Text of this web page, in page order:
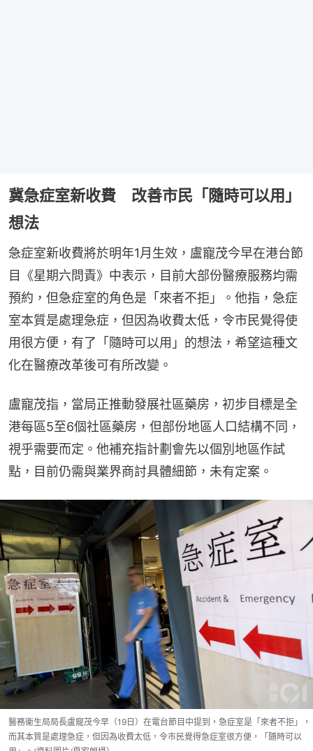
冀急症室新收費 改善市民「隨時可以用」
想法
急症室新收費將於明年1月生效，盧寵茂今早在港台節
目《星期六問責》中表示，目前大部份醫療服務均需
預約，但急症室的角色是「來者不拒」。他指，急症
室本質是處理急症，但因為收費太低，令市民覺得使
用很方便，有了「隨時可以用」的想法，希望這種文
化在醫療改革後可有所改變。
盧寵茂指，當局正推動發展社區藥房，初步目標是全
港每區5至6個社區藥房，但部份地區人口結構不同，
視乎需要而定。他補充指計劃會先以個別地區作試
點，目前仍需與業界商討具體細節，未有定案。
醫務衞生局局長盧寵茂今早（19日）在電台節目中提到，急症室是「來者不拒」，
而其本質是處理急症，但因為收費太低，令市民覺得急症室很方便，「隨時可以